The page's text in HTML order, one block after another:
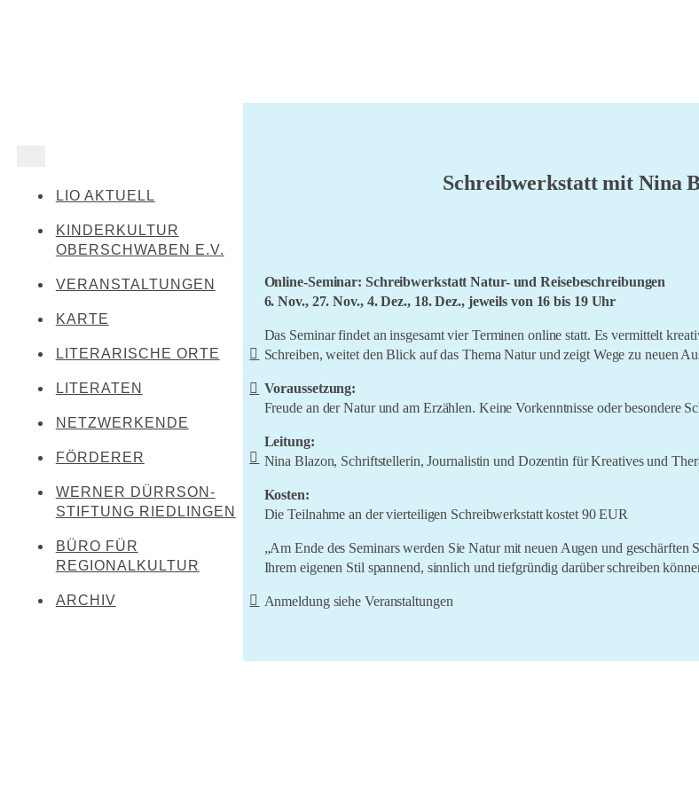
LIO AKTUELL
KINDERKULTUR
OBERSCHWABEN E.V.
VERANSTALTUNGEN
KARTE
LITERARISCHE ORTE
Leibertingen-
Oberstadion
Obermarchtal
Rottenacker
LITERATEN
Werner Dürrson
Martin Heidegger
Franz Carl Hiemer
Ernst Jünger
Christoph von Schmid
Sebastian Sailer
Abraham a Sancta Clara
NETZWERKENDE
FÖRDERER
Literaturland Baden-
Württemberg
Förderverein Schwäbischer
Dialekt
WERNER DÜRRSON-
STIFTUNG RIEDLINGEN
BÜRO FÜR
REGIONALKULTUR
ARCHIV
Schreibwerkstatt mit Nina
Online-Seminar: Schreibwerkstatt Natur- und Reisebeschreibungen
6. Nov., 27. Nov., 4. Dez., 18. Dez., jeweils von 16 bis 19 Uhr
Das Seminar findet an insgesamt vier Terminen online statt. Es vermittelt
Schreiben, weitet den Blick auf das Thema Natur und zeigt Wege zu neuen
Voraussetzung:
Freude an der Natur und am Erzählen. Keine Vorkenntnisse oder besondere
Leitung:
Nina Blazon, Schriftstellerin, Journalistin und Dozentin für Kreatives und
Kosten:
Die Teilnahme an der vierteiligen Schreibwerkstatt kostet 90 EUR
„Am Ende des Seminars werden Sie Natur mit neuen Augen und geschärften
Ihrem eigenen Stil spannend, sinnlich und tiefgründig darüber schreiben
Anmeldung siehe Veranstaltungen